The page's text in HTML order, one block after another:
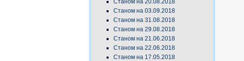
Станом на 20.08.2018
Станом на 03.09.2018
Станом на 31.08.2018
Станом на 29.08.2018
Станом на 21.06.2018
Станом на 22.06.2018
Станом на 17.05.2018